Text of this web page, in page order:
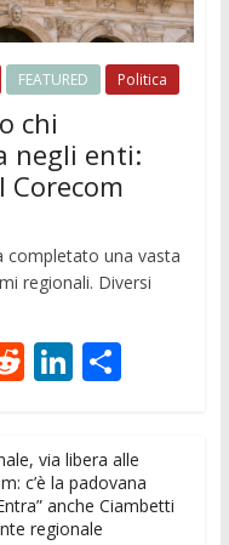
FEATURED Politica
chi
negli enti:
Corecom
completato una vasta
regionali. Diversi
R
di
t
Li
k
e
dI
C
n
di
vi
via libera alle
c’è la padovana
anche Ciambetti
regionale